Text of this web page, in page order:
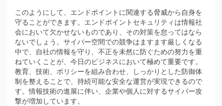
このようにして、エンドポイントに関連する脅威から自身を
守ることができます。エンドポイントセキュリティは情報社
会において欠かせないものであり、その対策を怠ってはなら
ないでしょう。サイバー空間での競争はますます厳しくなる
中で、自社の情報を守り、不正を未然に防ぐための努力を重
ねていくことが、今日のビジネスにおいて極めて重要です。
教育、技術、ポリシーを組み合わせ、しっかりとした防御体
制を整えることで、持続可能な安全な運営が実現できるので
す。情報技術の進展に伴い、企業や個人に対するサイバー攻
撃が増加しています。